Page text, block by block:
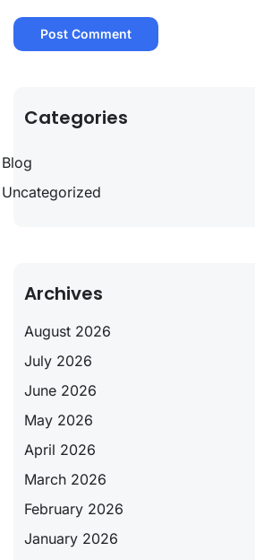
Categories
Blog
Uncategorized
Archives
August 2026
July 2026
June 2026
May 2026
April 2026
March 2026
February 2026
January 2026